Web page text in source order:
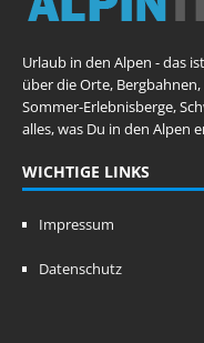
Urlaub in den Alpen - das
über die Orte,
Sommer-Erlebnisberge,
alles, was Du in den Alpen
WICHTIGE LINKS
Impressum
Datenschutz